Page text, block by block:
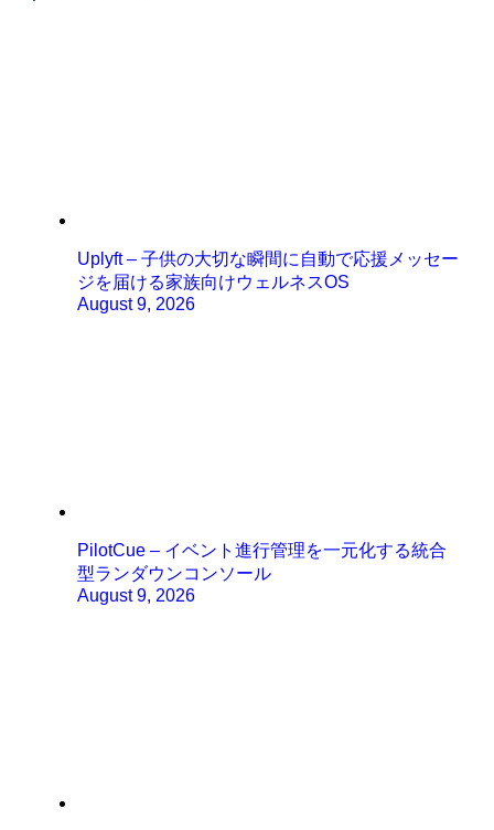
Uplyft – 子供の大切な瞬間に自動で応援メッセー
ジを届ける家族向けウェルネスOS
August 9, 2026
PilotCue – イベント進行管理を一元化する統合
型ランダウンコンソール
August 9, 2026